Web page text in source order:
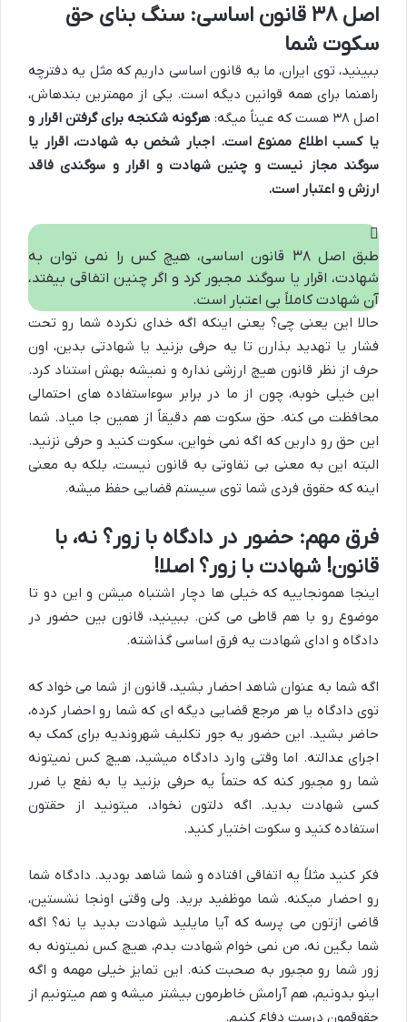
اصل ۳۸ قانون اساسی: سنگ بنای حق
سکوت شما
ببینید، توی ایران، ما یه قانون اساسی داریم که مثل یه دفترچه
راهنما برای همه قوانین دیگه است. یکی از مهمترین بندهاش،
اصل ۳۸ هست که عیناً میگه:
هرگونه شکنجه برای گرفتن اقرار و
یا کسب اطلاع ممنوع است. اجبار شخص به شهادت، اقرار یا
سوگند مجاز نیست و چنین شهادت و اقرار و سوگندی فاقد
ارزش و اعتبار است.
طبق اصل ۳۸ قانون اساسی، هیچ کس را نمی توان به
شهادت، اقرار یا سوگند مجبور کرد و اگر چنین اتفاقی بیفتد،
آن شهادت کاملاً بی اعتبار است.
حالا این یعنی چی؟ یعنی اینکه اگه خدای نکرده شما رو تحت
فشار یا تهدید بذارن تا یه حرفی بزنید یا شهادتی بدین، اون
حرف از نظر قانون هیچ ارزشی نداره و نمیشه بهش استناد کرد.
این خیلی خوبه، چون از ما در برابر سوءاستفاده های احتمالی
محافظت می کنه. حق سکوت هم دقیقاً از همین جا میاد. شما
این حق رو دارین که اگه نمی خواین، سکوت کنید و حرفی نزنید.
البته این به معنی بی تفاوتی به قانون نیست، بلکه به معنی
اینه که حقوق فردی شما توی سیستم قضایی حفظ میشه.
فرق مهم: حضور در دادگاه با زور؟ نه، با
قانون! شهادت با زور؟ اصلا!
اینجا همونجاییه که خیلی ها دچار اشتباه میشن و این دو تا
موضوع رو با هم قاطی می کنن. ببینید، قانون بین حضور در
دادگاه و ادای شهادت یه فرق اساسی گذاشته.
اگه شما به عنوان شاهد احضار بشید، قانون از شما می خواد که
توی دادگاه یا هر مرجع قضایی دیگه ای که شما رو احضار کرده،
حاضر بشید. این حضور یه جور تکلیف شهروندیه برای کمک به
اجرای عدالته. اما وقتی وارد دادگاه میشید، هیچ کس نمیتونه
شما رو مجبور کنه که حتماً یه حرفی بزنید یا به نفع یا ضرر
کسی شهادت بدید. اگه دلتون نخواد، میتونید از حقتون
استفاده کنید و سکوت اختیار کنید.
فکر کنید مثلاً یه اتفاقی افتاده و شما شاهد بودید. دادگاه شما
رو احضار میکنه. شما موظفید برید. ولی وقتی اونجا نشستین،
قاضی ازتون می پرسه که آیا مایلید شهادت بدید یا نه؟ اگه
شما بگین نه، من نمی خوام شهادت بدم، هیچ کس نمیتونه به
زور شما رو مجبور به صحبت کنه. این تمایز خیلی مهمه و اگه
اینو بدونیم، هم آرامش خاطرمون بیشتر میشه و هم میتونیم از
حقوقمون درست دفاع کنیم.